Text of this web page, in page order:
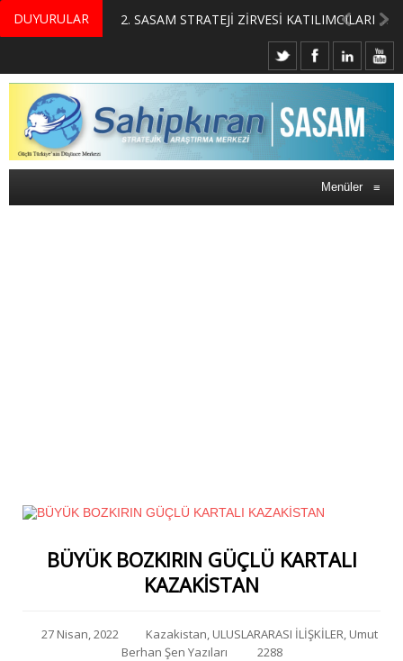
DUYURULAR
MERKEZİMİZ BÜNYESİNDE YETİŞTİRİLMEK ÜZERE GÖNÜLLÜ ÜLKE MASASI UZMANI VE UZMAN ADAYLARI ARIYORUZ 2. SASAM STRATEJİ ZİRVESİ KATILIMCILARI BELLİ OLDU
Menüler ≡
BÜYÜK BOZKIRIN GÜÇLÜ KARTALI
KAZAKİSTAN
27 Nisan, 2022 Kazakistan ULUSLARARASI İLİŞKİLER Umut
Berhan Şen Yazıları
2288